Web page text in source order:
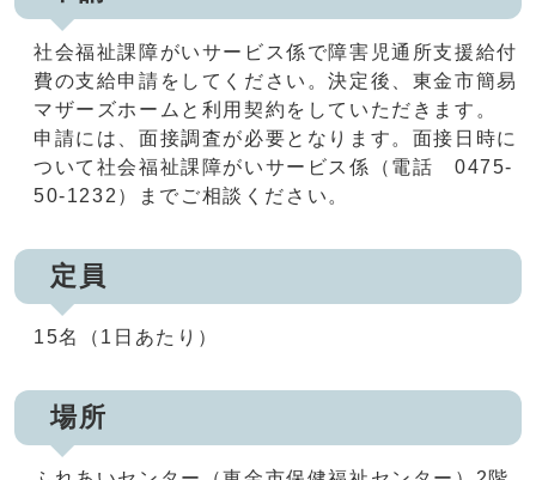
社会福祉課障がいサービス係で障害児通所支援給付
費の支給申請をしてください。決定後、東金市簡易
マザーズホームと利用契約をしていただきます。
申請には、面接調査が必要となります。面接日時に
ついて社会福祉課障がいサービス係（電話 0475-
50-1232）までご相談ください。
定員
15名（1日あたり）
場所